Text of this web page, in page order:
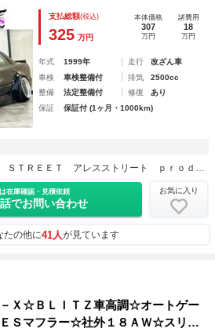
ンダー ＷＯＲＫマイスターＬ１
オフマフラー ＳＤナビ
支払総額(税込)
325 万円
本体価格
307
万円
諸費用
18
万円
年式 1999年 走行
改ざん車
車検
車検整備付 排気
2500cc
整備
法定整備付 修復
あり
保証
保証付 (1ヶ月・1000km)
ＡＬＥＳＳ ＳＴＲＥＥＴ アレスストリート ｐｒｏｄｕｃｅ ｂｙ ＴＭ スカイライン／ローレル／マークⅡ／チェイサー／８６ カスタム専門店
在庫確認・見積依頼
でお問い合わせ
お気に入り
たの他に41人が見ています
Ｘ☆ＢＬＩＴＺ車高調☆オートゲー
Ｓマフラー☆社外１８ＡＷ☆スリッ